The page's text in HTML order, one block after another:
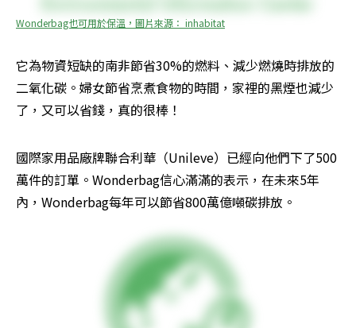
Wonderbag也可用於保溫，圖片來源： inhabitat
它為物資短缺的南非節省30%的燃料、減少燃燒時排放的
二氧化碳。婦女節省烹煮食物的時間，家裡的黑煙也減少
了，又可以省錢，真的很棒！
國際家用品廠牌聯合利華（Unileve）已經向他們下了500
萬件的訂單。Wonderbag信心滿滿的表示，在未來5年
內，Wonderbag每年可以節省800萬億噸碳排放。